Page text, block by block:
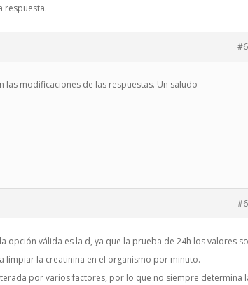
respuesta.
las modificaciones de las respuestas. Un saludo
opción válida es la d, ya que la prueba de 24h los valores
la creatinina en el organismo por minuto.
por varios factores, por lo que no siempre determina